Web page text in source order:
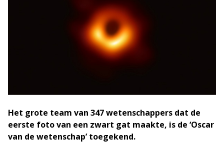
Het grote team van 347 wetenschappers dat de
eerste foto van een zwart gat maakte, is de ‘Oscar
van de wetenschap’ toegekend.